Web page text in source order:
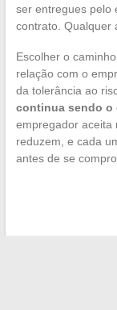
ser entregues pelo
contrato. Qualquer
Escolher o
relação com o
da tolerância ao
continua sendo o
empregador aceita
reduzem, e cada
antes de se